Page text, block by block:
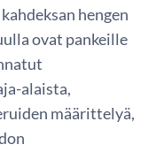
hengen
ovat pankeille
alaista,
määrittelyä,